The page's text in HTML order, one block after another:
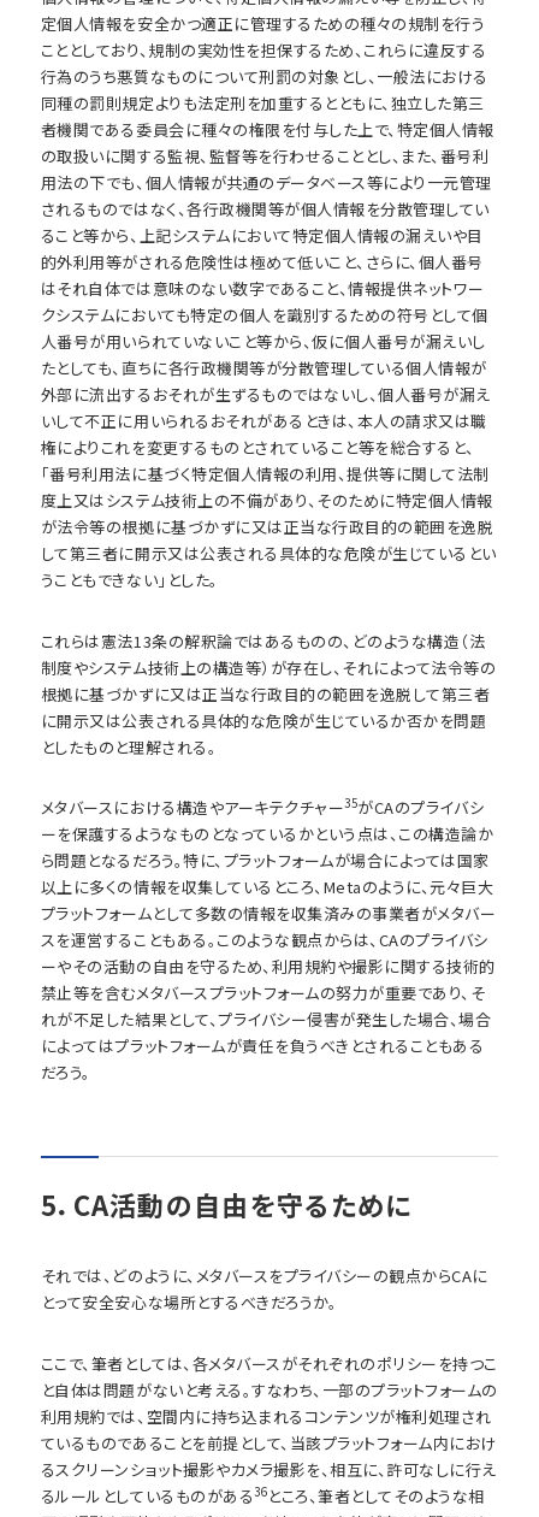
定個人情報を安全かつ適正に管理するための種々の規制を行う
こととしており、規制の実効性を担保するため、これらに違反する
行為のうち悪質なものについて刑罰の対象とし、一般法における
同種の罰則規定よりも法定刑を加重するとともに、独立した第三
者機関である委員会に種々の権限を付与した上で、特定個人情報
の取扱いに関する監視、監督等を行わせることとし、また、番号利
用法の下でも、個人情報が共通のデータベース等により一元管理
されるものではなく、各行政機関等が個人情報を分散管理してい
ること等から、上記システムにおいて特定個人情報の漏えいや目
的外利用等がされる危険性は極めて低いこと、さらに、個人番号
はそれ自体では意味のない数字であること、情報提供ネットワー
クシステムにおいても特定の個人を識別するための符号として個
人番号が用いられていないこと等から、仮に個人番号が漏えいし
たとしても、直ちに各行政機関等が分散管理している個人情報が
外部に流出するおそれが生ずるものではないし、個人番号が漏え
いして不正に用いられるおそれがあるときは、本人の請求又は職
権によりこれを変更するものとされていること等を総合すると、
「番号利用法に基づく特定個人情報の利用、提供等に関して法制
度上又はシステム技術上の不備があり、そのために特定個人情報
が法令等の根拠に基づかずに又は正当な行政目的の範囲を逸脱
して第三者に開示又は公表される具体的な危険が生じているとい
うこともできない」とした。
これらは憲法13条の解釈論ではあるものの、どのような構造（法
制度やシステム技術上の構造等）が存在し、それによって法令等の
根拠に基づかずに又は正当な行政目的の範囲を逸脱して第三者
に開示又は公表される具体的な危険が生じているか否かを問題
としたものと理解される。
メタバースにおける構造やアーキテクチャー35がCAのプライバシ
ーを保護するようなものとなっているかという点は、この構造論か
ら問題となるだろう。特に、プラットフォームが場合によっては国家
以上に多くの情報を収集しているところ、Metaのように、元々巨大
プラットフォームとして多数の情報を収集済みの事業者がメタバー
スを運営することもある。このような観点からは、CAのプライバシ
ーやその活動の自由を守るため、利用規約や撮影に関する技術的
禁止等を含むメタバースプラットフォームの努力が重要であり、そ
れが不足した結果として、プライバシー侵害が発生した場合、場合
によってはプラットフォームが責任を負うべきとされることもある
だろう。
5．CA活動の自由を守るために
それでは、どのように、メタバースをプライバシーの観点からCAに
とって安全安心な場所とするべきだろうか。
ここで、筆者としては、各メタバースがそれぞれのポリシーを持つこ
と自体は問題がないと考える。すなわち、一部のプラットフォームの
利用規約では、空間内に持ち込まれるコンテンツが権利処理され
ているものであることを前提として、当該プラットフォーム内におけ
るスクリーンショット撮影やカメラ撮影を、相互に、許可なしに行え
るルールとしているものがある36 ところ、筆者としてそのような相